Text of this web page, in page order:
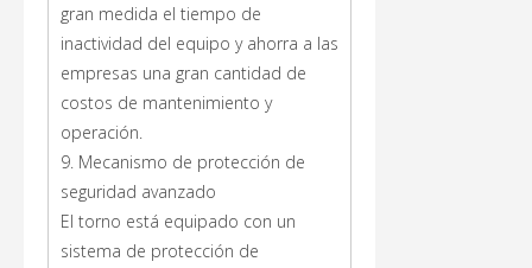
gran medida el tiempo de
inactividad del equipo y ahorra a las
empresas una gran cantidad de
costos de mantenimiento y
operación.
9. Mecanismo de protección de
seguridad avanzado
El torno está equipado con un
sistema de protección de